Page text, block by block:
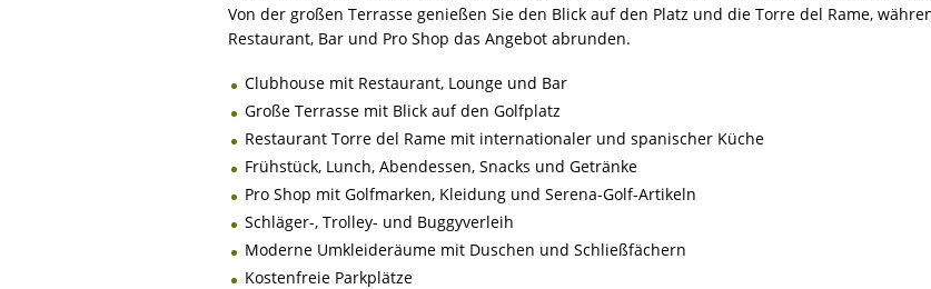
Von der großen Terrasse genießen Sie den Blick auf den Platz und die Torre del Rame,
Restaurant, Bar und Pro Shop das Angebot abrunden.
Clubhouse mit Restaurant, Lounge und Bar
Große Terrasse mit Blick auf den Golfplatz
Restaurant Torre del Rame mit internationaler und spanischer Küche
Frühstück, Lunch, Abendessen, Snacks und Getränke
Pro Shop mit Golfmarken, Kleidung und Serena-Golf-Artikeln
Schläger-, Trolley- und Buggyverleih
Moderne Umkleideräume mit Duschen und Schließfächern
Kostenfreie Parkplätze